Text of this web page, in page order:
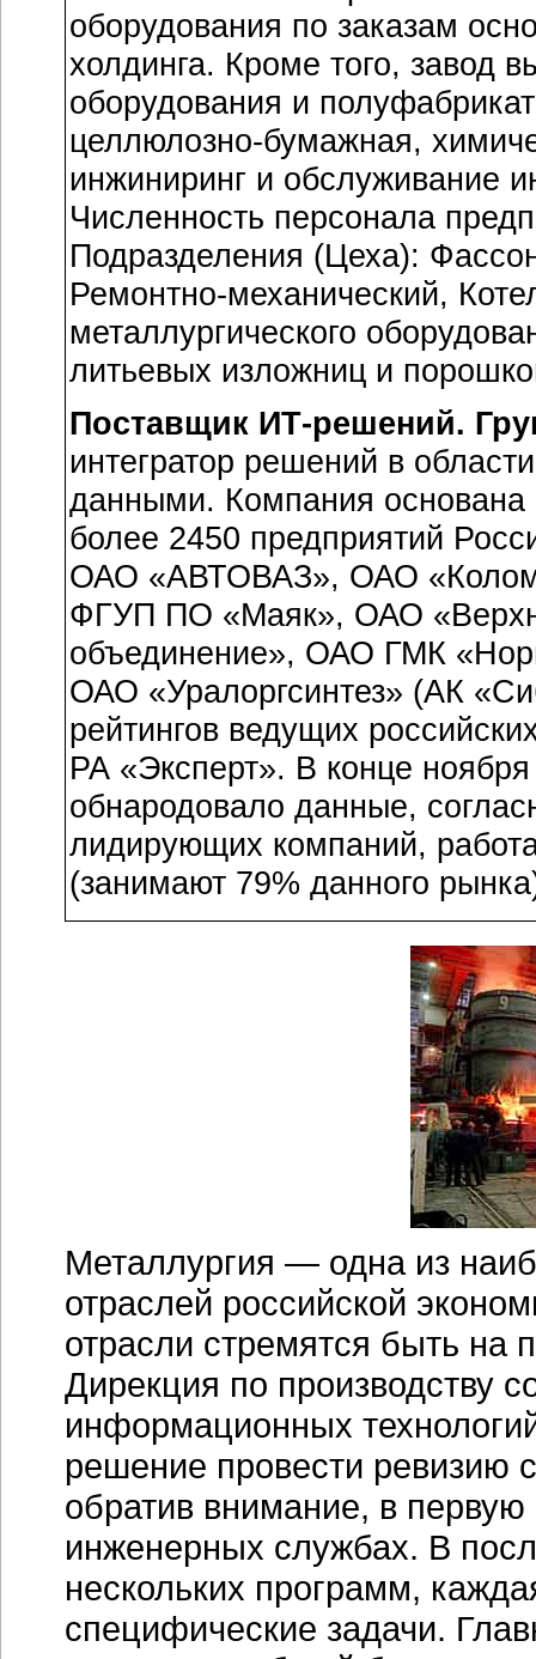
оборудования по заказам
холдинга. Кроме того, завод
оборудования и
целлюлозно-бумажная,
инжиниринг и обслуживание
Численность персонала
Подразделения (Цеха):
Ремонтно-механический,
металлургического
литьевых изложниц и
Поставщик ИТ-решений.
интегратор решений в
данными. Компания основана
более 2450 предприятий
ОАО «АВТОВАЗ», ОАО
ФГУП ПО «Маяк», ОАО «
объединение», ОАО ГМК
ОАО «Уралоргсинтез» (АК
рейтингов ведущих
РА «Эксперт». В конце ноября
обнародовало данные,
лидирующих компаний,
(занимают 79% данного
Металлургия — одна из
отраслей российской
отрасли стремятся быть на
Дирекция по производству
информационных
решение провести ревизию
обратив внимание, в
инженерных службах. В
нескольких программ,
специфические задачи.